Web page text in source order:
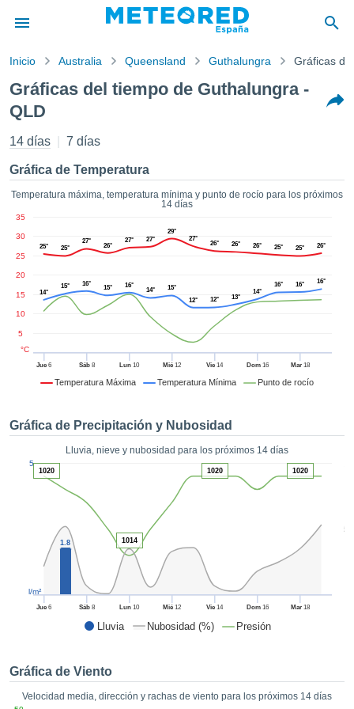
de
para
que se
a este
las
y
forma
digital
basada
seguir
contenido
sin coste.
ya sean
nos
un perfil
para
y
CONTINUAR
CONFIGURACIÓN
Inicio Australia Queensland Guthalungra Gráficas
Gráficas del tiempo de Guthalungra -
QLD
14 días 7 días
Gráfica de Temperatura
Temperatura máxima, temperatura mínima y punto de rocío para los próximos
14 días
Temperatura Máxima Temperatura Mínima Punto de rocío
Jue 6 Sáb8 Lun 10 Mié 12 Vie 14 Dom16 Mar18
5
10
15
20
25
30
35
°C
25° 25°
27°
26°
27° 27°
29°
27°
26° 26° 26° 25° 25° 26°
14°
15° 16°
15° 16°
14°
15°
12°
12° 13°
14°
16° 16° 16°
Gráfica de Precipitación y Nubosidad
Lluvia, nieve y nubosidad para los próximos 14 días
Lluvia Nubosidad (%) Presión
50
Jue 6 Sáb8 Lun 10 Mié 12 Vie 14 Dom16 Mar18
5
l/m²
1.8
1020
1014
1020 1020
Gráfica de Viento
Velocidad media, dirección y rachas de viento para los próximos 14 días